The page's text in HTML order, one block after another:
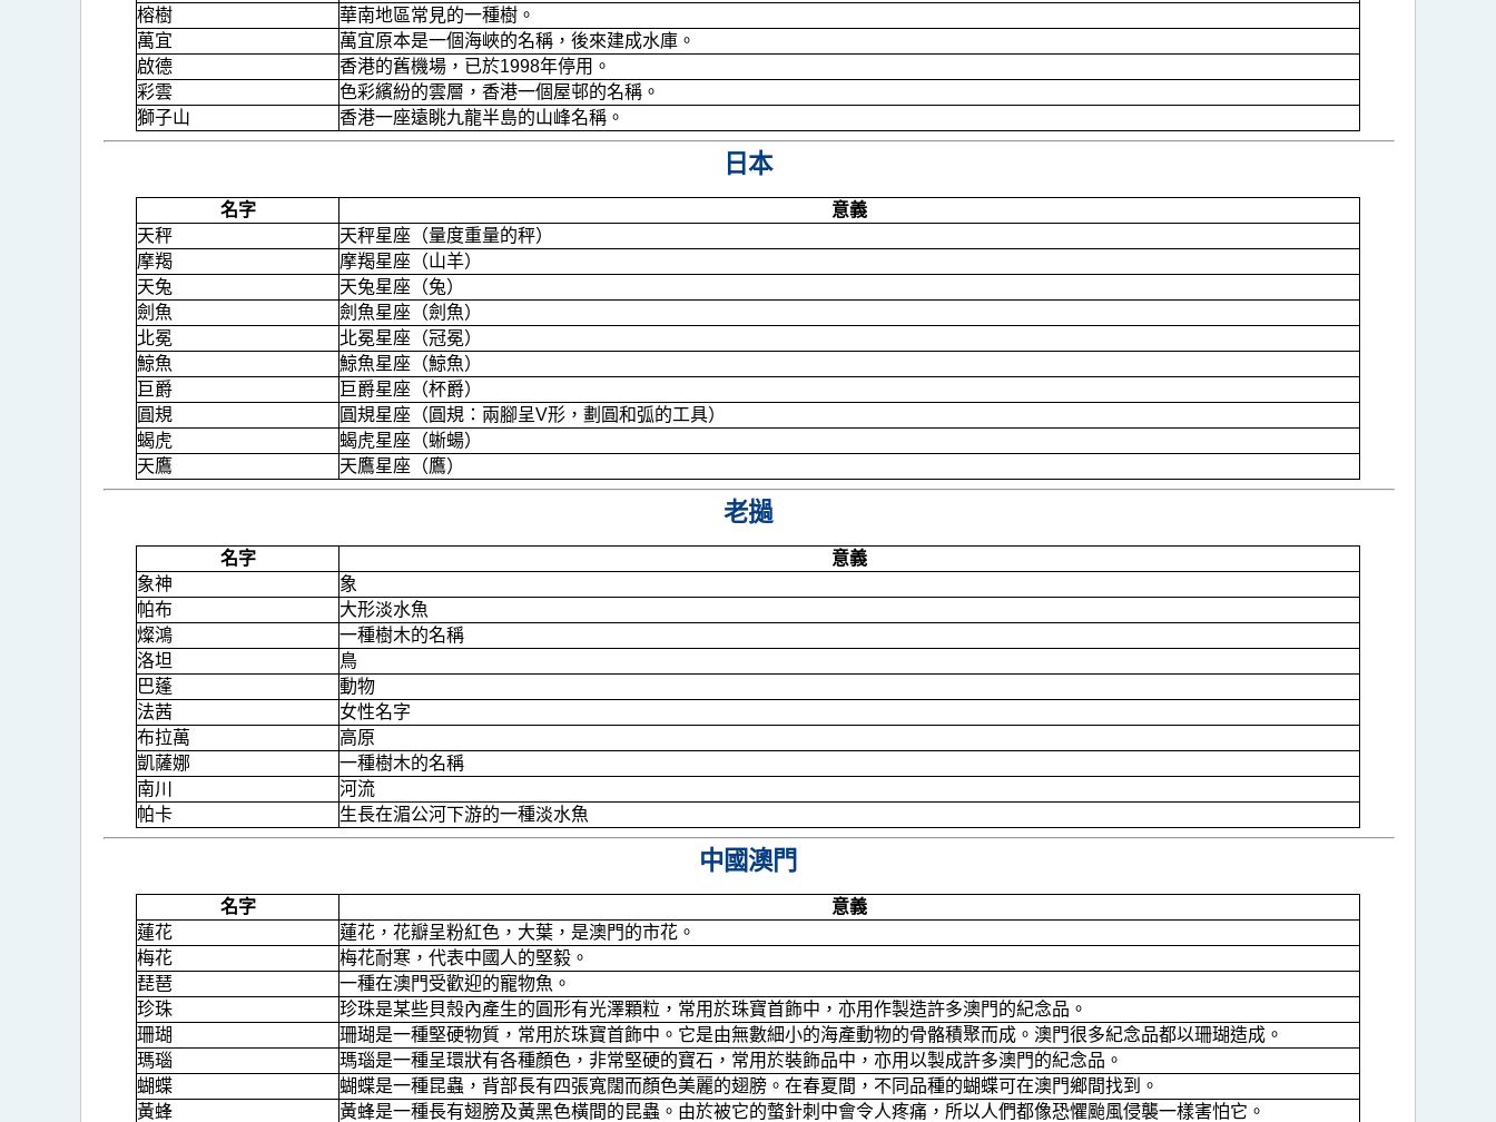
榕樹
華南地區常見的一種樹。
萬宜
萬宜原本是一個海峽的名稱，後來建成水庫。
啟德
香港的舊機場，已於1998年停用。
彩雲
色彩繽紛的雲層，香港一個屋邨的名稱。
獅子山
香港一座遠眺九龍半島的山峰名稱。
日本
名字
意義
天秤
天秤星座（量度重量的秤）
摩羯
摩羯星座（山羊）
天兔
天兔星座（兔）
劍魚
劍魚星座（劍魚）
北冕
北冕星座（冠冕）
鯨魚
鯨魚星座（鯨魚）
巨爵
巨爵星座（杯爵）
圓規
圓規星座（圓規：兩腳呈V形，劃圓和弧的工具）
蝎虎
蝎虎星座（蜥蝪）
天鷹
天鷹星座（鷹）
老撾
名字
意義
象神
象
帕布
大形淡水魚
燦鴻
一種樹木的名稱
洛坦
鳥
巴蓬
動物
法茜
女性名字
布拉萬
高原
凱薩娜
一種樹木的名稱
南川
河流
帕卡
生長在湄公河下游的一種淡水魚
中國澳門
名字
意義
蓮花
蓮花，花瓣呈粉紅色，大葉，是澳門的市花。
梅花
梅花耐寒，代表中國人的堅毅。
琵琶
一種在澳門受歡迎的寵物魚。
珍珠
珍珠是某些貝殼內產生的圓形有光澤顆粒，常用於珠寶首飾中，亦用作製造許多澳門的紀念品。
珊瑚
珊瑚是一種堅硬物質，常用於珠寶首飾中。它是由無數細小的海產動物的骨骼積聚而成。澳門很多紀念品都以珊瑚造成。
瑪瑙
瑪瑙是一種呈環狀有各種顏色，非常堅硬的寶石，常用於裝飾品中，亦用以製成許多澳門的紀念品。
蝴蝶
蝴蝶是一種昆蟲，背部長有四張寬闊而顏色美麗的翅膀。在春夏間，不同品種的蝴蝶可在澳門鄉間找到。
黃蜂
黃蜂是一種長有翅膀及黃黑色橫間的昆蟲。由於被它的螫針刺中會令人疼痛，所以人們都像恐懼颱風侵襲一樣害怕它。